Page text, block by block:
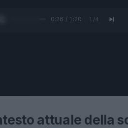
0:27 / 1:20 1 /4
attuale della